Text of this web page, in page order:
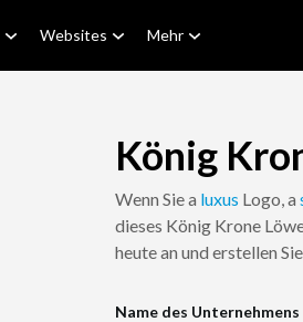
Websites Mehr
König
Wenn Sie a luxus Logo, a
dieses König Krone
heute an und erstellen
Name des Unternehmens